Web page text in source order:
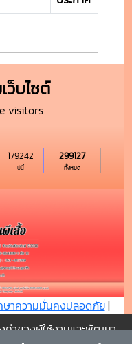
ว็บไซต์
visitors
ปีนี้
179242
ทั้งหมด
299127
ษาความมั่นคงปลอดภัย|
ลส่วนบุุคคล
ค่าของผู้ใช้งานและพัฒนา